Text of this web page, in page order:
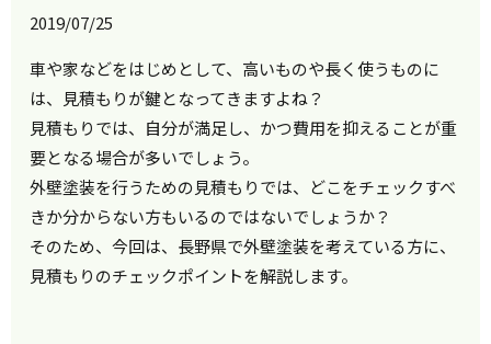
2019/07/25
車や家などをはじめとして、高いものや長く使うものに
は、見積もりが鍵となってきますよね？
見積もりでは、自分が満足し、かつ費用を抑えることが重
要となる場合が多いでしょう。
外壁塗装を行うための見積もりでは、どこをチェックすべ
きか分からない方もいるのではないでしょうか？
そのため、今回は、長野県で外壁塗装を考えている方に、
見積もりのチェックポイントを解説します。